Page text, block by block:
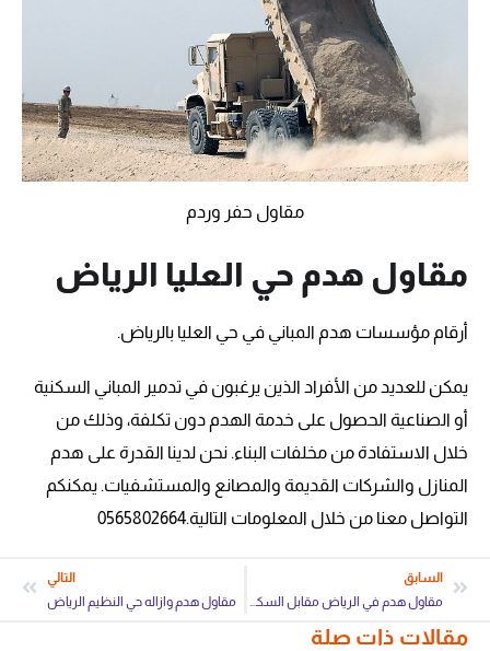
مقاول حفر وردم
مقاول هدم حي العليا الرياض
أرقام مؤسسات هدم المباني في حي العليا بالرياض.
يمكن للعديد من الأفراد الذين يرغبون في تدمير المباني السكنية
أو الصناعية الحصول على خدمة الهدم دون تكلفة، وذلك من
خلال الاستفادة من مخلفات البناء. نحن لدينا القدرة على هدم
المنازل والشركات القديمة والمصانع والمستشفيات. يمكنكم
التواصل معنا من خلال المعلومات التالية.0565802664
السابق
مقاول هدم في الرياض مقابل السكراب
التالي
مقاول هدم وازاله حي النظيم الرياض
مقالات ذات صلة